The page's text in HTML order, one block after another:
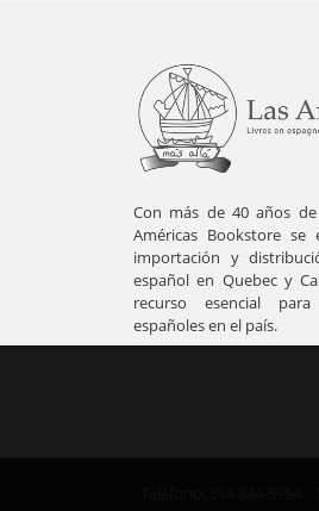
Con más de 40 años de
Américas Bookstore se
importación y
español en Quebec y
recurso esencial
españoles en el país.